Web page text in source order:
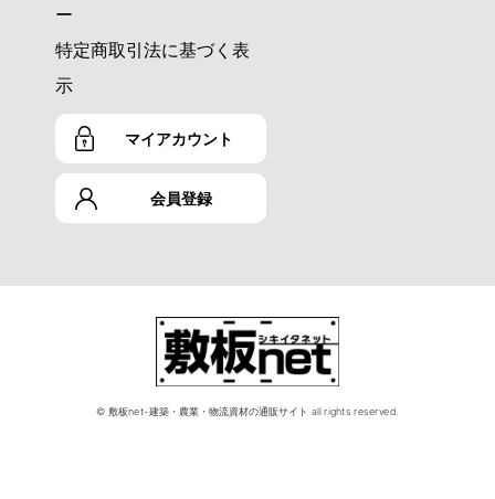
ー
特定商取引法に基づく表
示
マイアカウント
会員登録
© 敷板net-建築・農業・物流資材の通販サイト all rights reserved.